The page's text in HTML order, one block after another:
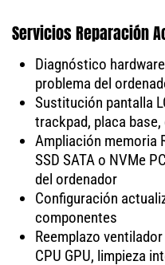
Servicios Reparación
Diagnóstico
problema del
Sustitución pantalla
trackpad, placa
Ampliación memoria
SSD SATA o NVMe
del ordenador
Configuración
componentes
Reemplazo
CPU GPU, limpieza